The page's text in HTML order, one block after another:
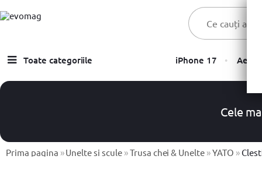
Toate categoriile
Laptopuri
Componente PC & Gaming
iPhone 17 Aer
Cele
Prima pagina »Unelte si scule »Trusa chei & Unelte »YATO »Clesti